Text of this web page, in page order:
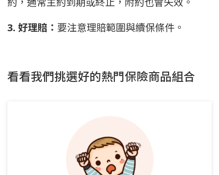
3. 好理賠： 要注意理賠範圍與續保條件。
看看我們挑選好的熱門保險商品組合